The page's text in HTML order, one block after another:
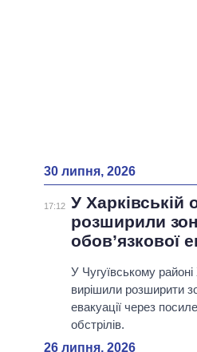
30 липня, 2026
17:12 У Харківській
розширили
обов’язкової
У Чугуївському
вирішили розширити
евакуації через
обстрілів.
26 липня, 2026